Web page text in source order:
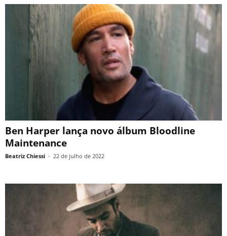
Ben Harper lança novo álbum Bloodline
Maintenance
Beatriz Chiessi - 22 de julho de 2022